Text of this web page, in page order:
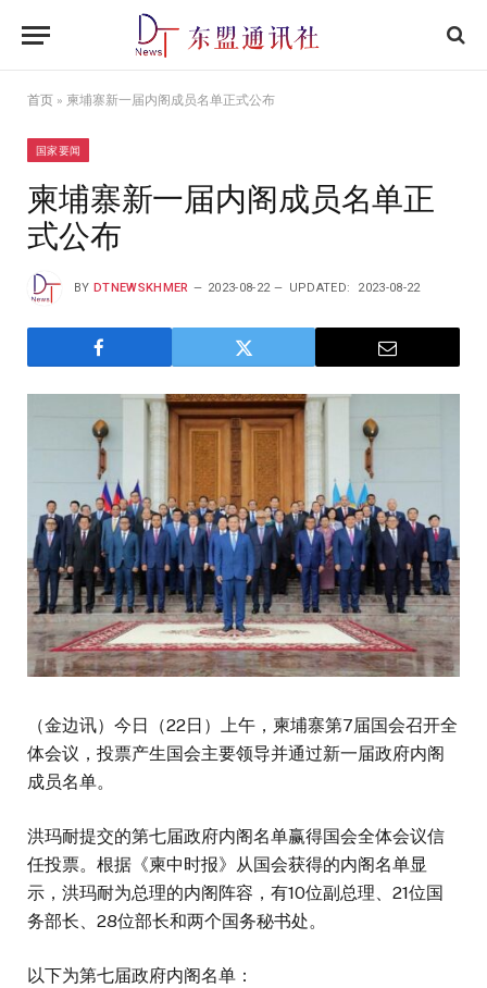
首页 » 柬埔寨新一届内阁成员名单正式公布
国家要闻
柬埔寨新一届内阁成员名单正
式公布
BY DTNEWSKHMER 2023-08-22 UPDATED: 2023-08-22
（金边讯）今日（22日）上午，柬埔寨第7届国会召开全
体会议，投票产生国会主要领导并通过新一届政府内阁
成员名单。
洪玛耐提交的第七届政府内阁名单赢得国会全体会议信
任投票。根据《柬中时报》从国会获得的内阁名单显
示，洪玛耐为总理的内阁阵容，有10位副总理、21位国
务部长、28位部长和两个国务秘书处。
以下为第七届政府内阁名单：